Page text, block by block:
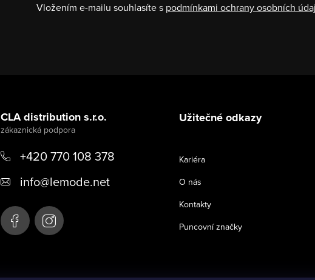
Vložením e-mailu souhlasíte s podmínkami ochrany osobních
CLA distribution s.r.o.
+420 770 108 378
info@lemode.net
Užitečné odkazy
Kariéra
O nás
Kontakty
Puncovní značky